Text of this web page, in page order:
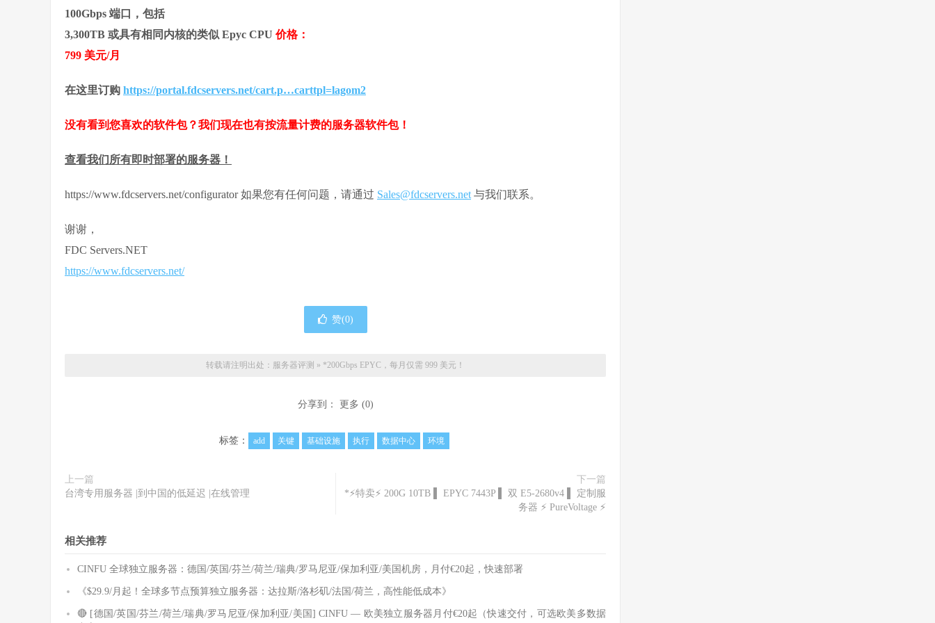
100Gbps 端口，包括
3,300TB 或具有相同内核的类似 Epyc CPU 价格：
799 美元/月
在这里订购 https://portal.fdcservers.net/cart.p…carttpl=lagom2
没有看到您喜欢的软件包？我们现在也有按流量计费的服务器软件包！
查看我们所有即时部署的服务器！
https://www.fdcservers.net/configurator 如果您有任何问题，请通过 Sales@fdcservers.net 与我们联系。
谢谢，
FDC Servers.NET
https://www.fdcservers.net/
赞(0)
转载请注明出处： 服务器评测 » *200Gbps EPYC，每月仅需 999 美元！
分享到： 更多 (0)
标签： add 关键 基础设施 执行 数据中心 环境
上一篇
台湾专用服务器 |到中国的低延迟 |在线管理
下一篇
*⚡特卖⚡ 200G 10TB ▌ EPYC 7443P ▌ 双 E5-2680v4 ▌ 定制服
务器 ⚡ PureVoltage ⚡
相关推荐
CINFU 全球独立服务器：德国/英国/芬兰/荷兰/瑞典/罗马尼亚/保加利亚/美国机房，月付€20起，快速部署
《$29.9/月起！全球多节点预算独立服务器：达拉斯/洛杉矶/法国/荷兰，高性能低成本》
🔴 [德国/英国/芬兰/荷兰/瑞典/罗马尼亚/保加利亚/美国] CINFU — 欧美独立服务器月付€20起（快速交付，可选欧美多数据